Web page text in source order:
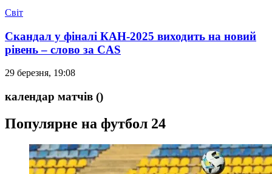
Світ
Скандал у фіналі КАН-2025 виходить на новий
рівень – слово за CAS
29 березня, 19:08
календар матчів ()
Популярне на футбол 24